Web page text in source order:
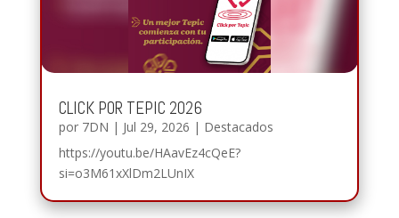
CLICK POR TEPIC 2026
por 7DN | Jul 29, 2026 | Destacados
https://youtu.be/HAavEz4cQeE?
si=o3M61xXlDm2LUnIX